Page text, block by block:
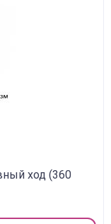
ход (360